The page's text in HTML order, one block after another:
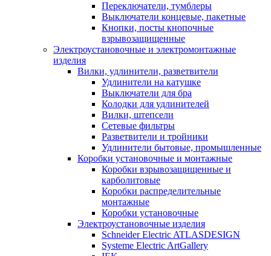
Переключатели, тумблеры
Выключатели концевые, пакетные
Кнопки, посты кнопочные
взрывозащищенные
Электроустановочные и электромонтажные
изделия
Вилки, удлинители, разветвители
Удлинители на катушке
Выключатели для бра
Колодки для удлинителей
Вилки, штепсели
Сетевые фильтры
Разветвители и тройники
Удлинители бытовые, промышленные
Коробки установочные и монтажные
Коробки взрывозащищенные и
карболитовые
Коробки распределительные
монтажные
Коробки установочные
Электроустановочные изделия
Schneider Electric ATLASDESIGN
Systeme Electric ArtGallery